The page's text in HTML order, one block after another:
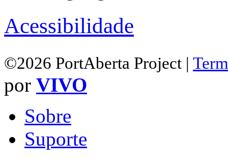
Acessibilidade
©2026 PortAberta Project |
por VIVO
Sobre
Suporte